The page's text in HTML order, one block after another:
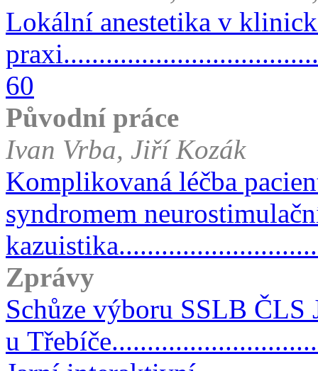
Lokální anestetika v
60
Původní práce
Ivan Vrba, Jiří Kozák
Komplikovaná léčba
syndromem
Zprávy
Schůze výboru SSLB ČLS
u